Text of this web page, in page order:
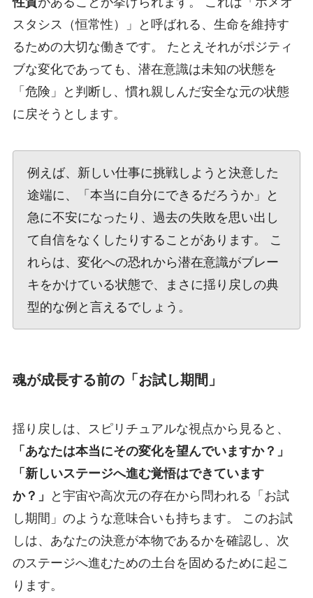
スタシス（恒常性）」と呼ばれる、生命を維持す
るための大切な働きです。 たとえそれがポジティ
ブな変化であっても、潜在意識は未知の状態を
「危険」と判断し、慣れ親しんだ安全な元の状態
に戻そうとします。
例えば、新しい仕事に挑戦しようと決意した
途端に、「本当に自分にできるだろうか」と
急に不安になったり、過去の失敗を思い出し
て自信をなくしたりすることがあります。 こ
れらは、変化への恐れから潜在意識がブレー
キをかけている状態で、まさに揺り戻しの典
型的な例と言えるでしょう。
魂が成長する前の「お試し期間」
揺り戻しは、スピリチュアルな視点から見ると、
「あなたは本当にその変化を望んでいますか？」
「新しいステージへ進む覚悟はできています
か？」
と宇宙や高次元の存在から問われる「お試
し期間」のような意味合いも持ちます。 このお試
しは、あなたの決意が本物であるかを確認し、次
のステージへ進むための土台を固めるために起こ
ります。